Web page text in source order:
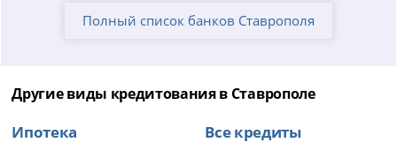
Полный список банков Ставрополя
Другие виды кредитования в Ставрополе
Ипотека
Все кредиты